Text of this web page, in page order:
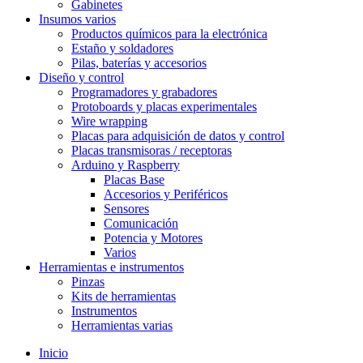
Gabinetes
Insumos varios
Productos químicos para la electrónica
Estaño y soldadores
Pilas, baterías y accesorios
Diseño y control
Programadores y grabadores
Protoboards y placas experimentales
Wire wrapping
Placas para adquisición de datos y control
Placas transmisoras / receptoras
Arduino y Raspberry
Placas Base
Accesorios y Periféricos
Sensores
Comunicación
Potencia y Motores
Varios
Herramientas e instrumentos
Pinzas
Kits de herramientas
Instrumentos
Herramientas varias
Inicio